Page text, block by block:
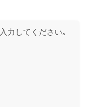
力してください｡